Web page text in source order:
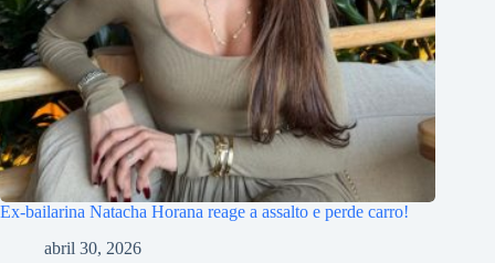
Ex-bailarina Natacha Horana reage a assalto e perde carro!
abril 30, 2026